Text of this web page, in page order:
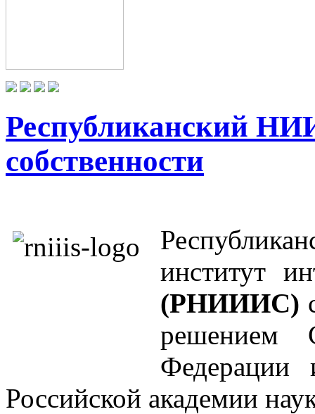
Республиканский
собственности
институт
(РНИИИС)
решением
Российской академии